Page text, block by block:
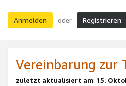
Anmelden oder Registrieren
Vereinbarung zur
zuletzt aktualisiert am: 15.